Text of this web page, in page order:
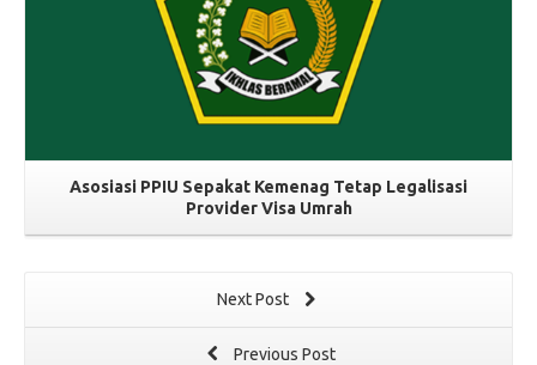
Asosiasi PPIU Sepakat Kemenag Tetap Legalisasi
Provider Visa Umrah
Next Post
Previous Post